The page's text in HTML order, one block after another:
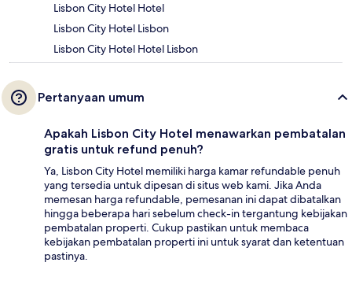
Lisbon City Hotel Hotel
Lisbon City Hotel Lisbon
Lisbon City Hotel Hotel Lisbon
Pertanyaan umum
Apakah Lisbon City Hotel menawarkan pembatalan
gratis untuk refund penuh?
Ya, Lisbon City Hotel memiliki harga kamar refundable penuh
yang tersedia untuk dipesan di situs web kami. Jika Anda
memesan harga refundable, pemesanan ini dapat dibatalkan
hingga beberapa hari sebelum check-in tergantung kebijakan
pembatalan properti. Cukup pastikan untuk membaca
kebijakan pembatalan properti ini untuk syarat dan ketentuan
pastinya.